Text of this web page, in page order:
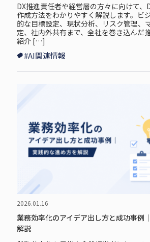
DX推進責任者や経営層の方々に向けて、
作成方法をわかりやすく解説します。ビ
的な目標設定、現状分析、リスク管理、
定、社内外共有まで、全社を巻き込んだ
紹介 […]
#AI関連情報
2026.01.16
業務効率化のアイデア出し方と成功事例
解説